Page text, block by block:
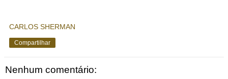
CARLOS SHERMAN
Compartilhar
Nenhum comentário: